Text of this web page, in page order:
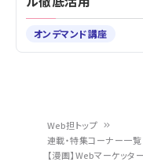
Web担トップ
連載・特集コーナー一覧
【漫画】Webマーケッタ
オンデマンド講座